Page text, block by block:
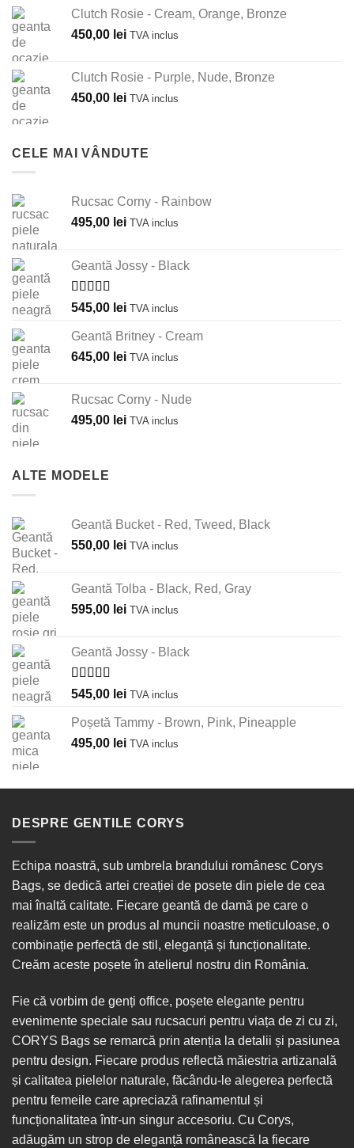
Clutch Rosie - Cream, Orange, Bronze
450,00 lei TVA inclus
Clutch Rosie - Purple, Nude, Bronze
450,00 lei TVA inclus
CELE MAI VÂNDUTE
Rucsac Corny - Rainbow
495,00 lei TVA inclus
Geantă Jossy - Black
Evaluat la
din 5
545,00 lei TVA inclus
Geantă Britney - Cream
645,00 lei TVA inclus
Rucsac Corny - Nude
495,00 lei TVA inclus
ALTE MODELE
Geantă Bucket - Red, Tweed, Black
550,00 lei TVA inclus
Geantă Tolba - Black, Red, Gray
595,00 lei TVA inclus
Geantă Jossy - Black
Evaluat la
din 5
545,00 lei TVA inclus
Poșetă Tammy - Brown, Pink, Pineapple
495,00 lei TVA inclus
DESPRE GENTILE CORYS
Echipa noastră, sub umbrela brandului românesc Corys
Bags, se dedică artei creației de posete din piele de cea
mai înaltă calitate. Fiecare geantă de damă pe care o
realizăm este un produs al muncii noastre meticuloase, o
combinație perfectă de stil, eleganță și funcționalitate.
Creăm aceste poșete în atelierul nostru din România.
Fie că vorbim de genți office, poșete elegante pentru
evenimente speciale sau rucsacuri pentru viața de zi cu zi,
CORYS Bags se remarcă prin atenția la detalii și pasiunea
pentru design. Fiecare produs reflectă măiestria artizanală
și calitatea pielelor naturale, făcându-le alegerea perfectă
pentru femeile care apreciază rafinamentul și
funcționalitatea într-un singur accesoriu. Cu Corys,
adăugăm un strop de eleganță românească la fiecare